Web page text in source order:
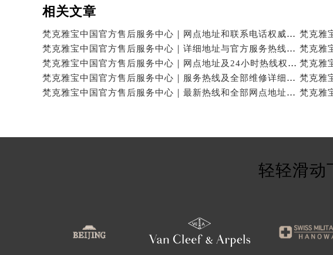
相关文章
梵克雅宝中国官方售后服务中心｜网点地址和联系电话权威信息公示（2026年7月最新）
梵克雅宝中国官方售后服务中心｜详细地址与官方服务热线权威信息公示（2026年7月最新）
梵克雅宝中国官方售后服务中心｜网点地址及24小时热线权威信息公示（2026年7月最新）
梵克雅宝中国官方售后服务中心｜服务热线及全部维修详细地址权威信息公示（2026年7月最新）
梵克雅宝中国官方售后服务中心｜最新热线和全部网点地址权威信息公示（2026年7月最新）
轻轻滑动